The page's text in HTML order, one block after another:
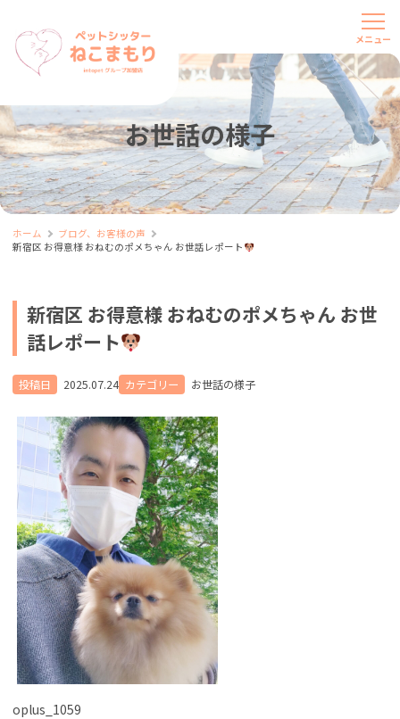
お世話の様子
ホーム
ブログ、お客様の声
新宿区 お得意様 おねむのポメちゃん お世話レポート
新宿区 お得意様 おねむのポメちゃん お世
話レポート
投稿日 2025.07.24 カテゴリー お世話の様子
oplus_1059